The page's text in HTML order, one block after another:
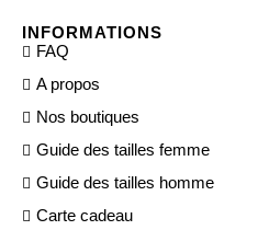
INFORMATIONS
FAQ
A propos
Nos boutiques
Guide des tailles femme
Guide des tailles homme
Carte cadeau